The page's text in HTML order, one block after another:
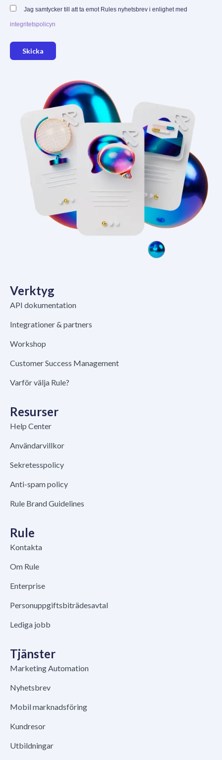
Jag samtycker till att ta emot Rules nyhetsbrev i enlighet med
integritetspolicyn
Skicka
Verktyg
API dokumentation
Integrationer & partners
Workshop
Customer Success Management
Varför välja Rule?
Resurser
Help Center
Användarvillkor
Sekretesspolicy
Anti-spam policy
Rule Brand Guidelines
Rule
Kontakta
Om Rule
Enterprise
Personuppgiftsbiträdesavtal
Lediga jobb
Tjänster
Marketing Automation
Nyhetsbrev
Mobil marknadsföring
Kundresor
Utbildningar